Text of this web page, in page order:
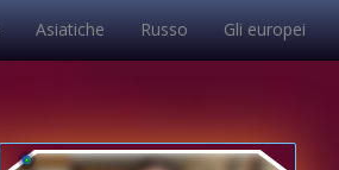
Asiatiche Russo Gli europei